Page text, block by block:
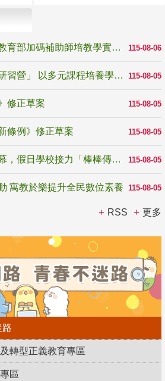
115-08-06
深化師培與現場連結！教育部加碼補助師培教學實踐研究 10月師培國際研討會交流教學實踐經驗
115-08-05
國教署「全國高中暑期研習營」 以多元課程培養學生瞭解誠信專業與倫理價值
115-08-05
修正草案
115-08-05
條例》修正草案
115-08-05
學校藝術嘉年華圓滿落幕，假日學校接力「棒棒傳美感」
115-08-05
寓教於樂提升全民數位素養
RSS 更多
路
轉型正義教育專區
區